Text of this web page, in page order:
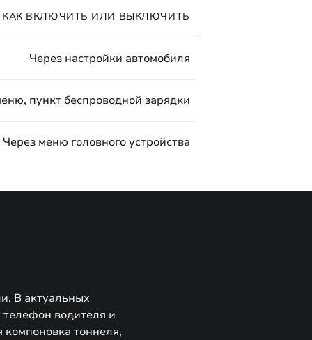
КАК ВКЛЮЧИТЬ ИЛИ ВЫКЛЮЧИТЬ
Через настройки автомобиля
пункт беспроводной зарядки
Через меню головного устройства
В актуальных
телефон водителя и
тоннеля,